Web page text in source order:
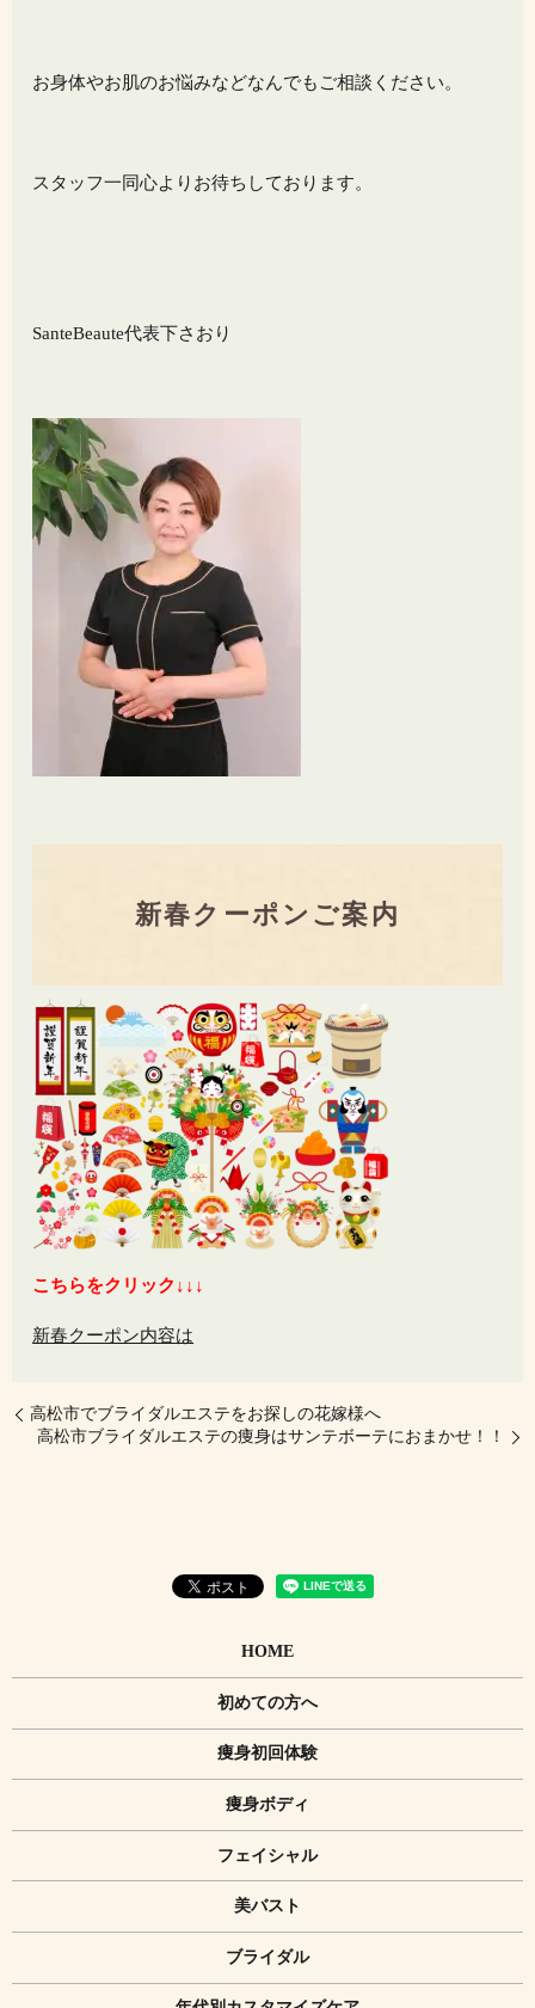
お身体やお肌のお悩みなどなんでもご相談ください。
スタッフ一同心よりお待ちしております。
SanteBeaute代表下さおり
新春クーポンご案内
こちらをクリック↓↓↓
新春クーポン内容は
高松市でブライダルエステをお探しの花嫁様へ
高松市ブライダルエステの痩身はサンテボーテにおまかせ！！
HOME
初めての方へ
痩身初回体験
痩身ボディ
フェイシャル
美バスト
ブライダル